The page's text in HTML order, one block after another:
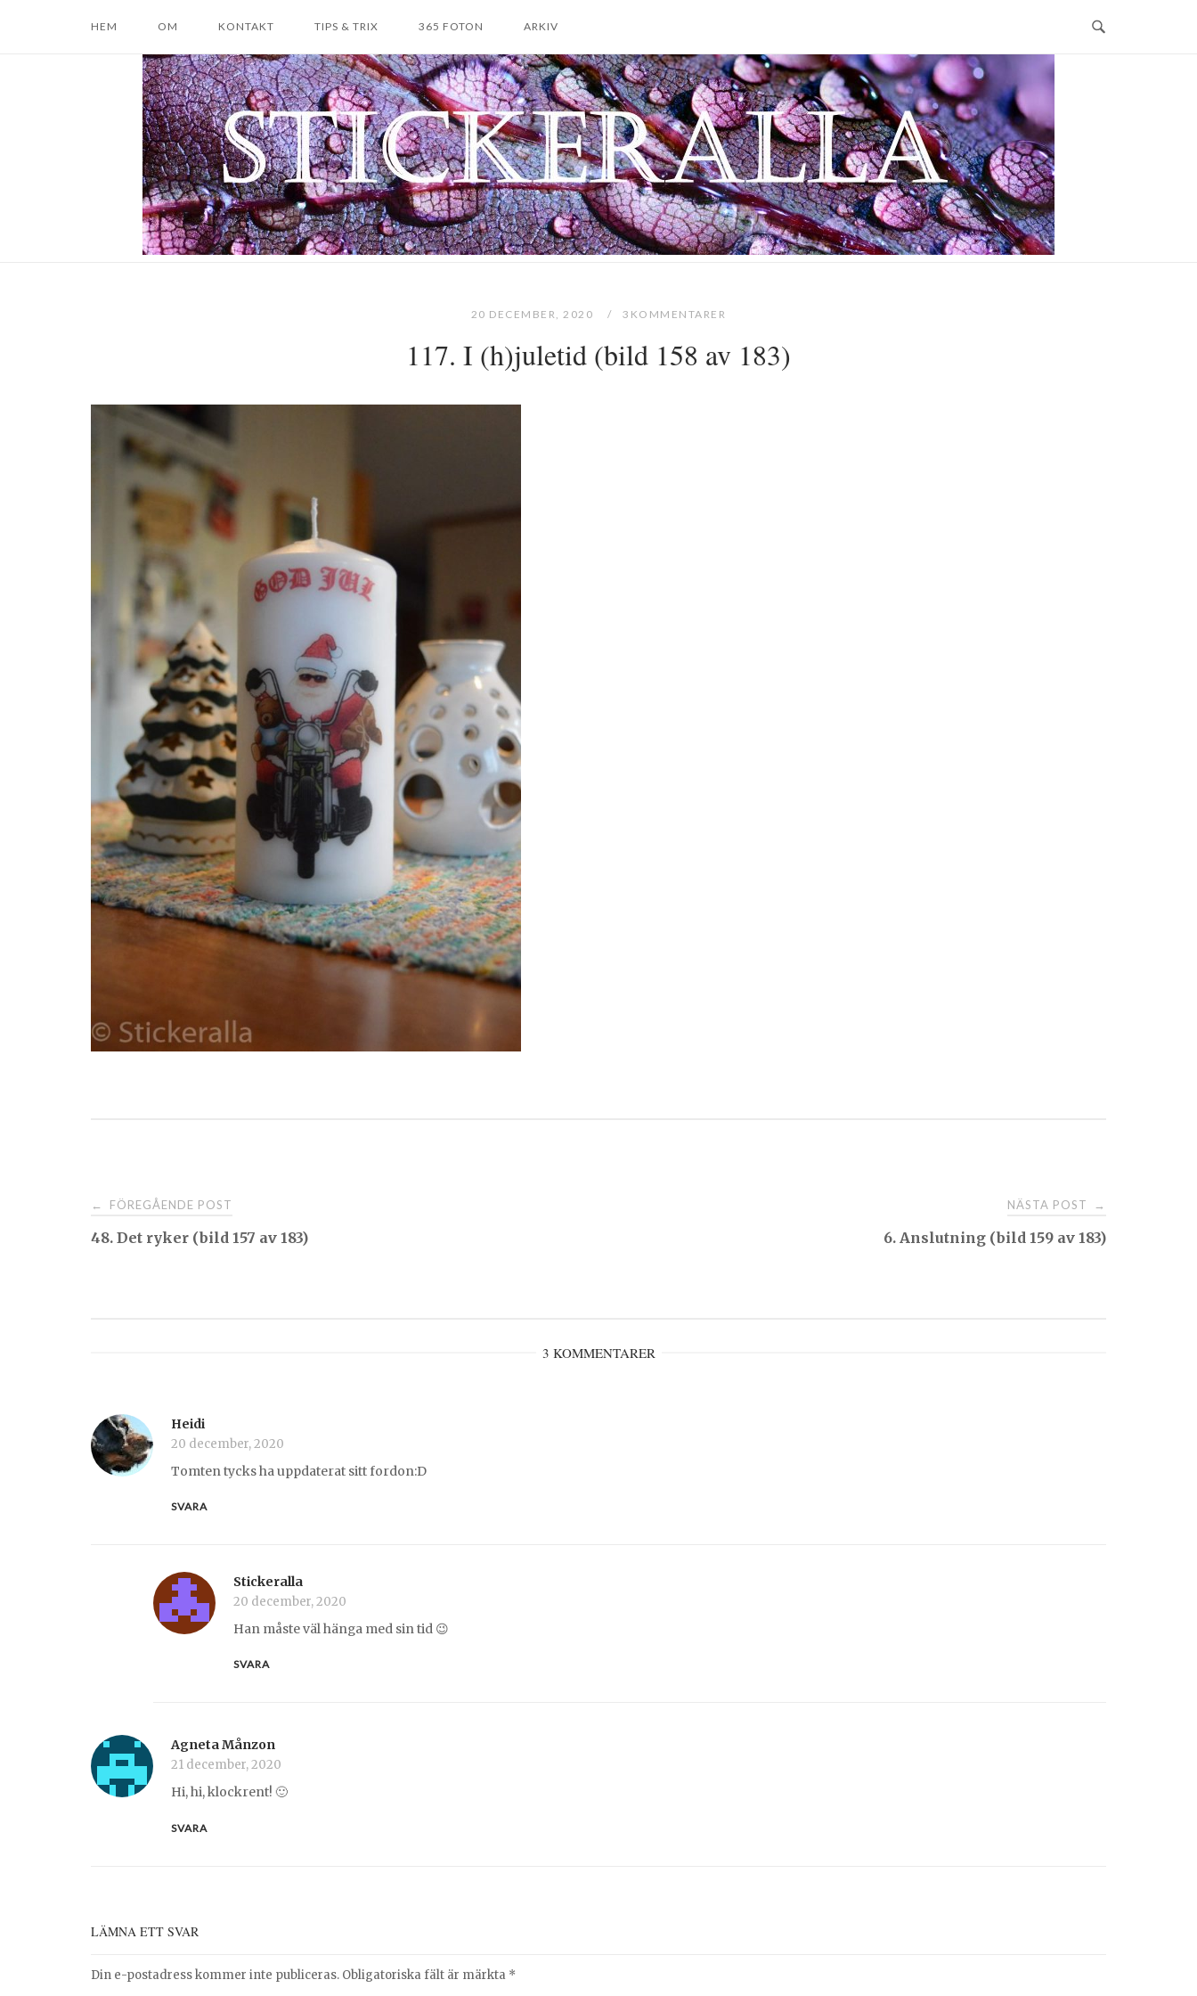
HEM OM KONTAKT TIPS & TRIX 365 FOTON ARKIV
Home
20 DECEMBER, 2020 3KOMMENTARER
117. I (h)juletid (bild 158 av 183)
Post
navigation
← FÖREGÅENDE POST
48. Det ryker (bild 157 av 183)
NÄSTA POST →
6. Anslutning (bild 159 av 183)
3 KOMMENTARER
Heidi
20 december, 2020
Tomten tycks ha uppdaterat sitt fordon:D
SVARA
Stickeralla
20 december, 2020
Han måste väl hänga med sin tid 😉
SVARA
Agneta Månzon
21 december, 2020
Hi, hi, klockrent! 🙂
SVARA
LÄMNA ETT SVAR
Din e-postadress kommer inte publiceras. Obligatoriska fält är märkta *